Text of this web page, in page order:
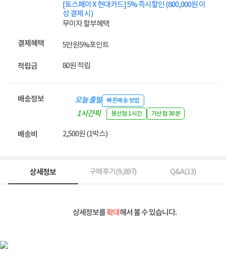
[토스페이 X 현대카드] 5% 즉시할인 (800,000원 이
상 결제 시)
무이자 할부혜택
결제혜택 5만원5%포인트
적립금 80원 적립
배송정보 오늘 출발 빠른배송 방법
1시간픽
용산점 1시간 가산점 30분
배송비 2,500원 (1박스)
상세정보 구매후기(9,897) Q&A(13)
상세정보를확대해서 볼 수 있습니다.